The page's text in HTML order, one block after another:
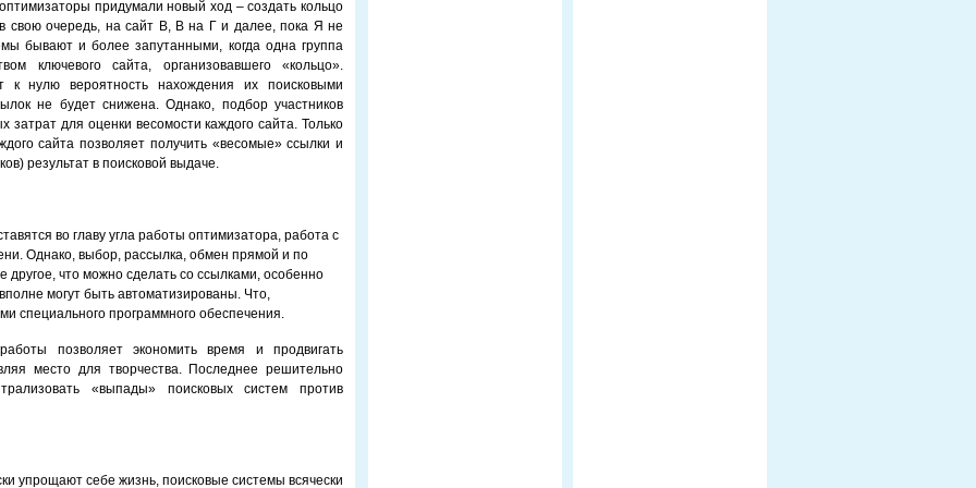
придумали новый ход – создать кольцо
свою очередь, на сайт В, В на Г и далее, пока Я не
бывают и более запутанными, когда одна группа
ключевого сайта, организовавшего «кольцо».
к нулю вероятность нахождения их поисковыми
не будет снижена. Однако, подбор участников
для оценки весомости каждого сайта. Только
сайта позволяет получить «весомые» ссылки и
результат в поисковой выдаче.
во главу угла работы оптимизатора, работа с
Однако, выбор, рассылка, обмен прямой и по
другое, что можно сделать со ссылками, особенно
могут быть автоматизированы. Что,
специального программного обеспечения.
позволяет экономить время и продвигать
место для творчества. Последнее решительно
«выпады» поисковых систем против
упрощают себе жизнь, поисковые системы всячески